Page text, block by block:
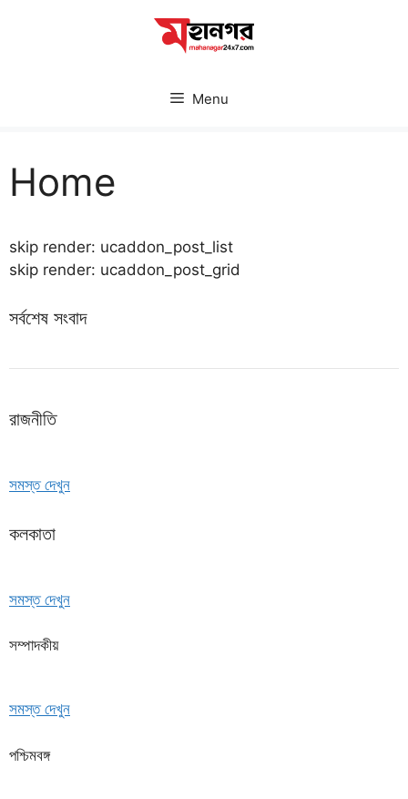
Menu
Home
skip render: ucaddon_post_list
skip render: ucaddon_post_grid
সর্বশেষ সংবাদ
রাজনীতি
সমস্ত দেখুন
কলকাতা
সমস্ত দেখুন
সম্পাদকীয়
সমস্ত দেখুন
পশ্চিমবঙ্গ